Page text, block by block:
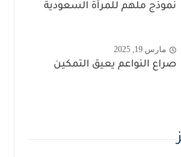
نموذج ملهم للمرأة السعودية
مارس 19, 2025
صراع النواعم يعيق التمكين